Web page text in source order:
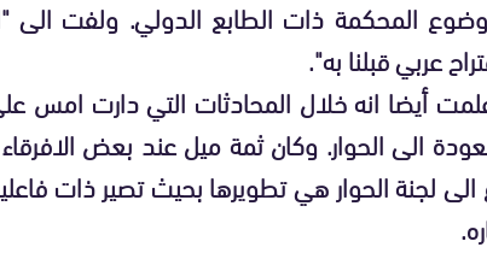
عربي قبلنا به".
أيضا انه خلال المحادثات التي دارت امس
الى الحوار. وكان ثمة ميل عند بعض
الى لجنة الحوار هي تطويرها بحيث تصير ذات